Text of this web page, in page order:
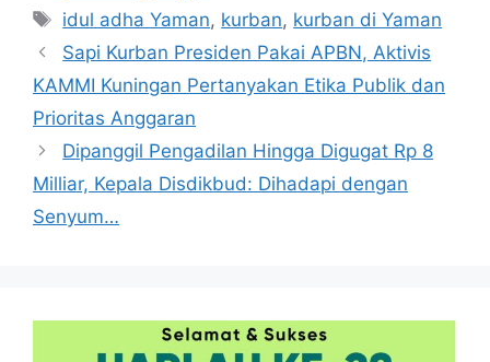
Tag
idul adha Yaman, kurban, kurban di Yaman
Sapi Kurban Presiden Pakai APBN, Aktivis
KAMMI Kuningan Pertanyakan Etika Publik dan
Prioritas Anggaran
Dipanggil Pengadilan Hingga Digugat Rp 8
Milliar, Kepala Disdikbud: Dihadapi dengan
Senyum…